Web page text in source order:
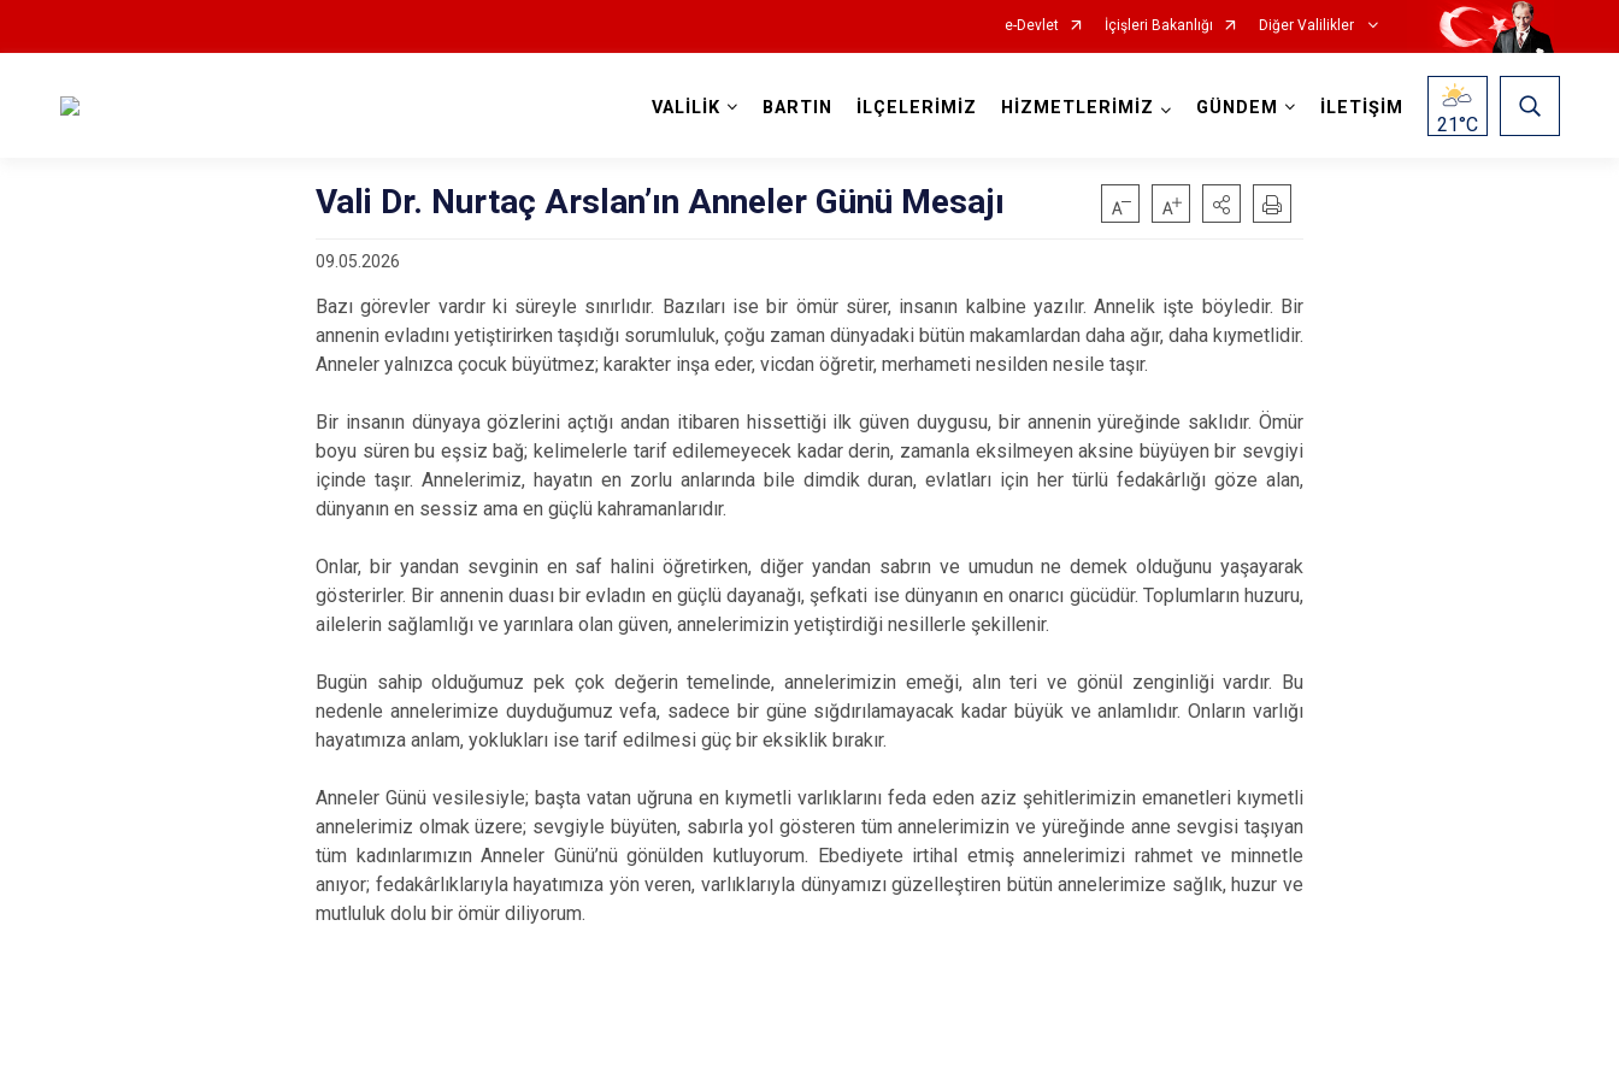
e-Devlet İçişleri Bakanlığı Diğer Valilikler
VALİLİK BARTIN İLÇELERİMİZ HİZMETLERİMİZ GÜNDEM İLETİŞİM
21°C
Vali Dr. Nurtaç Arslan’ın Anneler Günü Mesajı
09.05.2026
Bazı görevler vardır ki süreyle sınırlıdır. Bazıları ise bir ömür sürer, insanın kalbine yazılır. Annelik işte böyledir. Bir
annenin evladını yetiştirirken taşıdığı sorumluluk, çoğu zaman dünyadaki bütün makamlardan daha ağır, daha kıymetlidir.
Anneler yalnızca çocuk büyütmez; karakter inşa eder, vicdan öğretir, merhameti nesilden nesile taşır.
Bir insanın dünyaya gözlerini açtığı andan itibaren hissettiği ilk güven duygusu, bir annenin yüreğinde saklıdır. Ömür
boyu süren bu eşsiz bağ; kelimelerle tarif edilemeyecek kadar derin, zamanla eksilmeyen aksine büyüyen bir sevgiyi
içinde taşır. Annelerimiz, hayatın en zorlu anlarında bile dimdik duran, evlatları için her türlü fedakârlığı göze alan,
dünyanın en sessiz ama en güçlü kahramanlarıdır.
Onlar, bir yandan sevginin en saf halini öğretirken, diğer yandan sabrın ve umudun ne demek olduğunu yaşayarak
gösterirler. Bir annenin duası bir evladın en güçlü dayanağı, şefkati ise dünyanın en onarıcı gücüdür. Toplumların huzuru,
ailelerin sağlamlığı ve yarınlara olan güven, annelerimizin yetiştirdiği nesillerle şekillenir.
Bugün sahip olduğumuz pek çok değerin temelinde, annelerimizin emeği, alın teri ve gönül zenginliği vardır. Bu
nedenle annelerimize duyduğumuz vefa, sadece bir güne sığdırılamayacak kadar büyük ve anlamlıdır. Onların varlığı
hayatımıza anlam, yoklukları ise tarif edilmesi güç bir eksiklik bırakır.
Anneler Günü vesilesiyle; başta vatan uğruna en kıymetli varlıklarını feda eden aziz şehitlerimizin emanetleri kıymetli
annelerimiz olmak üzere; sevgiyle büyüten, sabırla yol gösteren tüm annelerimizin ve yüreğinde anne sevgisi taşıyan
tüm kadınlarımızın Anneler Günü’nü gönülden kutluyorum. Ebediyete irtihal etmiş annelerimizi rahmet ve minnetle
anıyor; fedakârlıklarıyla hayatımıza yön veren, varlıklarıyla dünyamızı güzelleştiren bütün annelerimize sağlık, huzur ve
mutluluk dolu bir ömür diliyorum.